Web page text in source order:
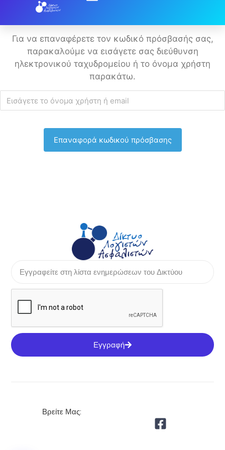
Για να επαναφέρετε τον κωδικό πρόσβασής σας,
παρακαλούμε να εισάγετε σας διεύθυνση
ηλεκτρονικού ταχυδρομείου ή το όνομα χρήστη
παρακάτω.
Εγγραφή
Βρείτε Μας: